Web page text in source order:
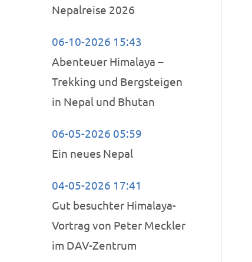
Nepalreise 2026
06-10-2026 15:43
Abenteuer Himalaya –
Trekking und Bergsteigen
in Nepal und Bhutan
06-05-2026 05:59
Ein neues Nepal
04-05-2026 17:41
Gut besuchter Himalaya-
Vortrag von Peter Meckler
im DAV-Zentrum